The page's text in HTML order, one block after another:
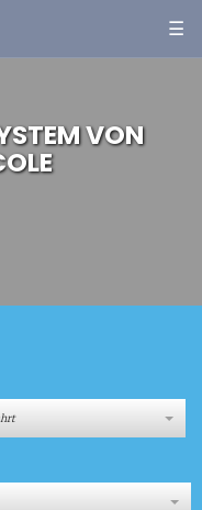
☰
VON